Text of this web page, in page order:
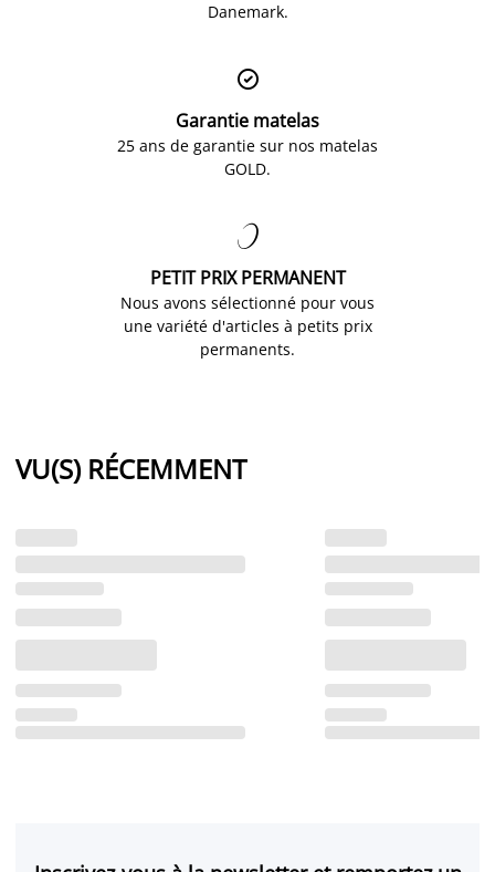
Danemark.

Garantie matelas
25 ans de garantie sur nos matelas
GOLD.

PETIT PRIX PERMANENT
Nous avons sélectionné pour vous
une variété d'articles à petits prix
permanents.
VU(S) RÉCEMMENT